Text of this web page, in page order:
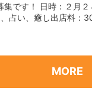
です！ 日時：２月
占い、癒し出店料
MORE